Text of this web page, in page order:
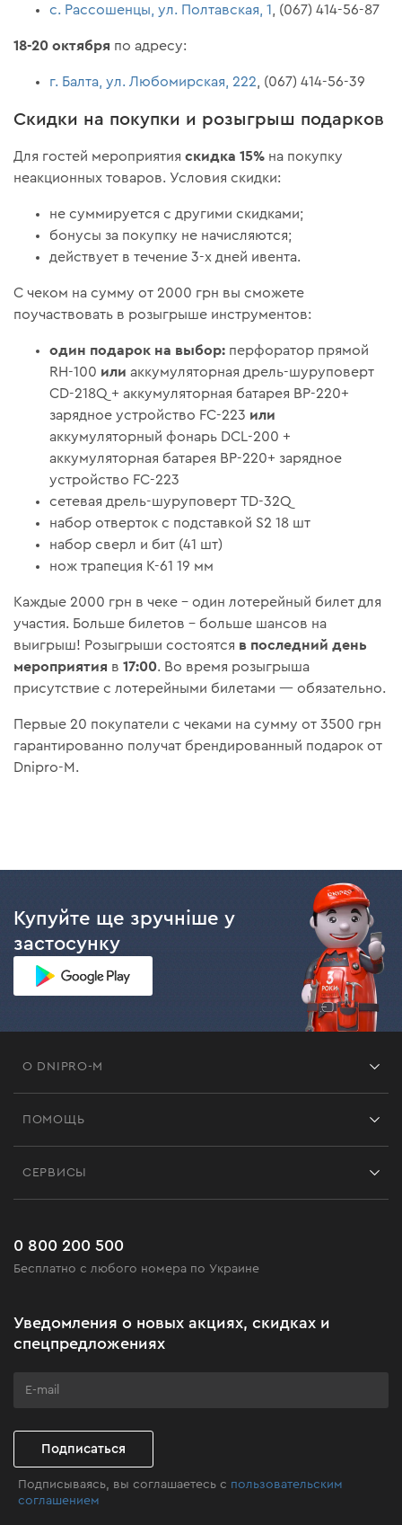
с. Рассошенцы, ул. Полтавская, 1
, (067) 414-56-87
18-20 октября по адресу:
г. Балта, ул. Любомирская, 222 , (067) 414-56-39
Скидки на покупки и розыгрыш подарков
Для гостей мероприятияскидка 15% на покупку
неакционных товаров. Условия скидки:
не суммируется с другими скидками;
бонусы за покупку не начисляются;
действует в течение 3-х дней ивента.
С чеком на сумму от 2000 грн вы сможете
поучаствовать в розыгрыше инструментов:
один подарок на выбор: перфоратор прямой
RH-100 или аккумуляторная дрель-шуруповерт
CD-218Q + аккумуляторная батарея BP-220+
зарядное устройство FC-223 или
аккумуляторный фонарь DCL-200 +
аккумуляторная батарея BP-220+ зарядное
устройство FC-223
сетевая дрель-шуруповерт TD-32Q
набор отверток с подставкой S2 18 шт
набор сверл и бит (41 шт)
нож трапеция К-61 19 мм
Каждые 2000 грн в чеке – один лотерейный билет для
участия. Больше билетов – больше шансов на
выигрыш! Розыгрыши состоятся в последний день
мероприятия в17:00. Во время розыгрыша
присутствие с лотерейными билетами — обязательно.
Первые 20 покупатели с чеками на сумму от 3500 грн
гарантированно получат брендированный подарок от
Dnipro-M.
Купуйте ще зручніше у
застосунку
О DNIPRO-M
Черная пятница
Клуб мастерства
ПОМОЩЬ
Часто задаваемые вопросы
СЕРВИСЫ
0 800 200 500
Бесплатно с любого номера по Украине
Уведомления о новых акциях, скидках и
спецпредложениях
Подписаться
Подписываясь, вы соглашаетесь с пользовательским
соглашением